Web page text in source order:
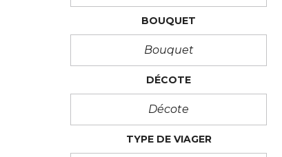
BOUQUET
DÉCOTE
TYPE DE VIAGER